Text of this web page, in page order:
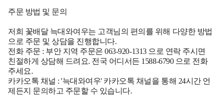
주문 방법 및 문의
저희 꽃배달 늑대와여우는 고객님의 편의를 위해 다양한 방법
으로 주문 및 상담을 진행합니다.
전화 주문 : 부안 지역 주문은063-920-1313 으로 연락 주시면
친절하게 상담해 드려요. 전국 어디서든 1588-6790 으로 전화
주세요.
카카오톡 채널 : '늑대와여우' 카카오톡 채널을 통해 24시간 언
제든지 문의하고 주문할 수 있습니다.